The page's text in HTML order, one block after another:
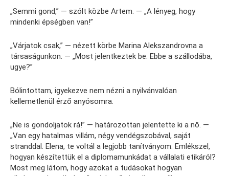
„Semmi gond,” — szólt közbe Artem. — „A lényeg, hogy
mindenki épségben van!”
„Várjatok csak,” — nézett körbe Marina Alekszandrovna a
társaságunkon. — „Most jelentkeztek be. Ebbe a szállodába,
ugye?”
Bólintottam, igyekezve nem nézni a nyilvánvalóan
kellemetlenül érző anyósomra.
„Ne is gondoljatok rá!” — határozottan jelentette ki a nő. —
„Van egy hatalmas villám, négy vendégszobával, saját
stranddal. Elena, te voltál a legjobb tanítványom. Emlékszel,
hogyan készítettük el a diplomamunkádat a vállalati etikáról?
Most meg látom, hogy azokat a tudásokat hogyan